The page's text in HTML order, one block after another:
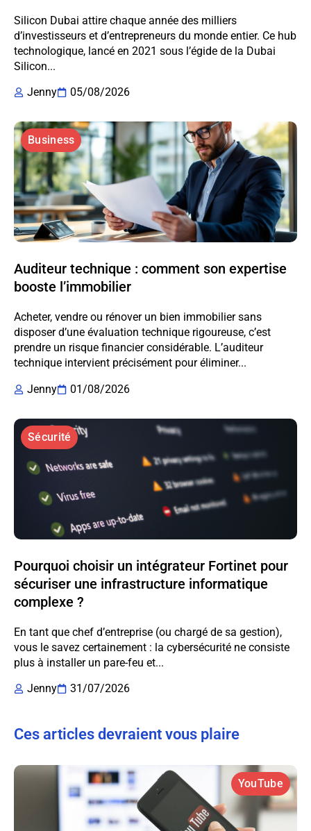
Silicon Dubai attire chaque année des milliers
d’investisseurs et d’entrepreneurs du monde entier. Ce hub
technologique, lancé en 2021 sous l’égide de la Dubai
Silicon...
Jenny
05/08/2026
Business
Auditeur technique : comment son expertise
booste l’immobilier
Acheter, vendre ou rénover un bien immobilier sans
disposer d’une évaluation technique rigoureuse, c’est
prendre un risque financier considérable. L’auditeur
technique intervient précisément pour éliminer...
Jenny
01/08/2026
Sécurité
Pourquoi choisir un intégrateur Fortinet pour
sécuriser une infrastructure informatique
complexe ?
En tant que chef d’entreprise (ou chargé de sa gestion),
vous le savez certainement : la cybersécurité ne consiste
plus à installer un pare-feu et...
Jenny
31/07/2026
Ces articles devraient vous plaire
YouTube